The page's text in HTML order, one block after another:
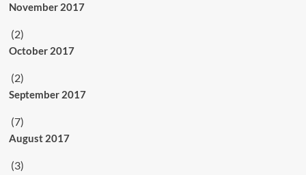
November 2017
(2)
October 2017
(2)
September 2017
(7)
August 2017
(3)